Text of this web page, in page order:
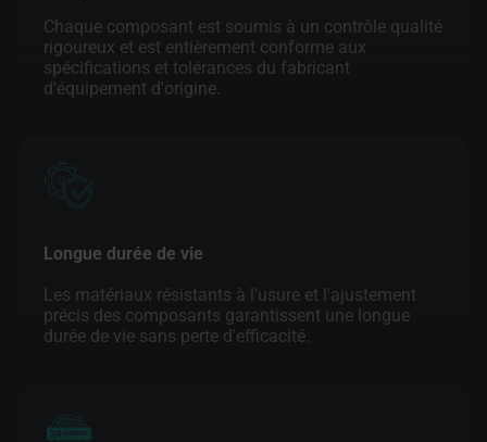
Chaque composant est soumis à un contrôle qualité
rigoureux et est entièrement conforme aux
spécifications et tolérances du fabricant
d'équipement d'origine.
Longue durée de vie
Les matériaux résistants à l'usure et l'ajustement
précis des composants garantissent une longue
durée de vie sans perte d'efficacité.